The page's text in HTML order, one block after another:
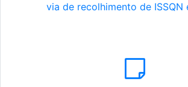
via de recolhimento de ISSQN